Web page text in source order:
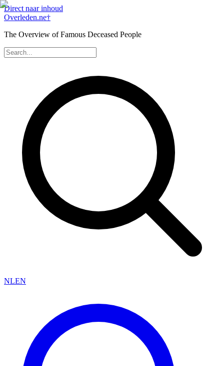
Direct naar inhoud
Overleden.ne†
The Overview of Famous Deceased People
NLEN